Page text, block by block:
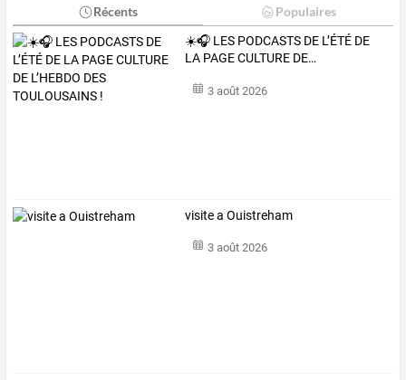
Récents Populaires
☀️🎧 LES PODCASTS DE L’ÉTÉ DE
LA PAGECULTURE DE…
3 août 2026
visite a Ouistreham
3 août 2026